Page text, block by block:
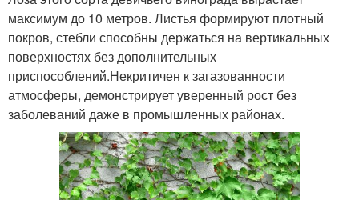
максимум до 10 метров. Листья формируют плотный
покров, стебли способны держаться на вертикальных
поверхностях без дополнительных
приспособлений.Некритичен к загазованности
атмосферы, демонстрирует уверенный рост без
заболеваний даже в промышленных районах.